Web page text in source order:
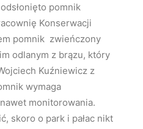
pomnik
Konserwacji
pomnik zwieńczony
odlanym z brązu, który
Kuźniewicz z
wymaga
monitorowania.
skoro o park i pałac nikt